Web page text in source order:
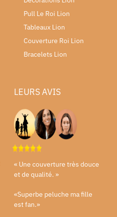
Pull Le Roi Lion
Tableaux Lion
Couverture Roi Lion
Bracelets Lion
LEURS AVIS
« Une couverture très douce
et de qualité. »
«Superbe peluche ma fille
est fan.»